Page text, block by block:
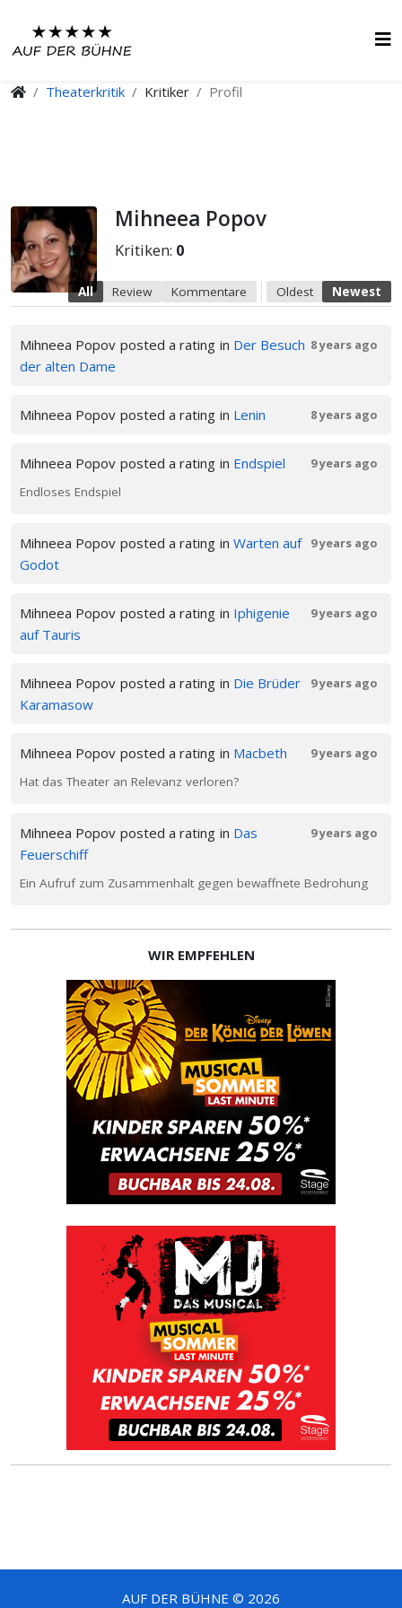
Theaterkritik Kritiker Profil
Mihneea Popov
Kritiken: 0
Oldest Newest
All Review Kommentare
8 years ago
Mihneea Popov posted a rating in Der Besuch
der alten Dame
8 years ago
Mihneea Popov posted a rating in Lenin
9 years ago
Mihneea Popov posted a rating in Endspiel
Endloses Endspiel
9 years ago
Mihneea Popov posted a rating in Warten auf
Godot
9 years ago
Mihneea Popov posted a rating in Iphigenie
auf Tauris
9 years ago
Mihneea Popov posted a rating in Die Brüder
Karamasow
9 years ago
Mihneea Popov posted a rating in Macbeth
Hat das Theater an Relevanz verloren?
9 years ago
Mihneea Popov posted a rating in Das
Feuerschiff
Ein Aufruf zum Zusammenhalt gegen bewaffnete Bedrohung
WIR EMPFEHLEN
AUF DER BÜHNE © 2026